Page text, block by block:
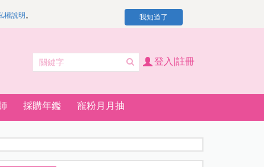
權說明 。 我知道了
登入|註冊
採購年鑑 寵粉月月抽